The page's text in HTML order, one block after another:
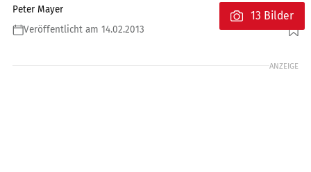
Peter Mayer
Veröffentlicht am 14.02.2013
Foto: KTM
13 Bilder
ANZEIGE